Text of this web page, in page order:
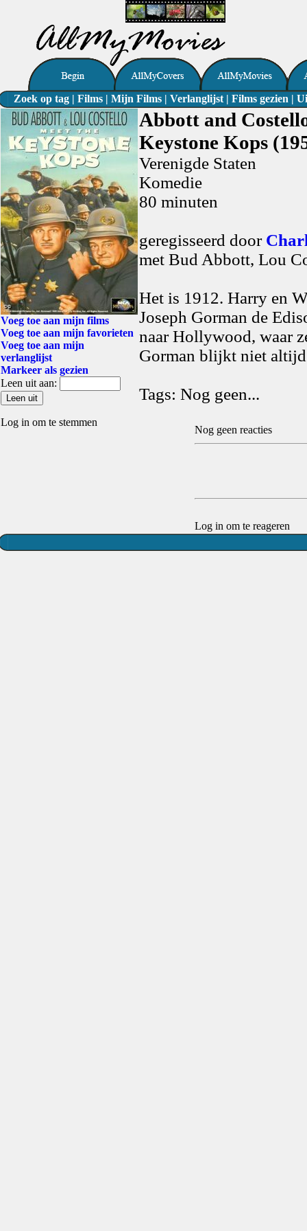
Zoek op tag | Films | Mijn Films | Verlanglijst | Films gezien |
Voeg toe aan mijn films
Voeg toe aan mijn favorieten
Voeg toe aan mijn
verlanglijst
Markeer als gezien
Leen uit aan:
Log in om te stemmen
Abbott and
Keystone Kops
Verenigde Staten
Komedie
80 minuten
geregisseerd door
met Bud Abbott, Lou
Het is 1912. Harry en
Joseph Gorman de
naar Hollywood, waar
Gorman blijkt niet altijd
Tags: Nog geen...
Nog geen reacties
Log in om te reageren